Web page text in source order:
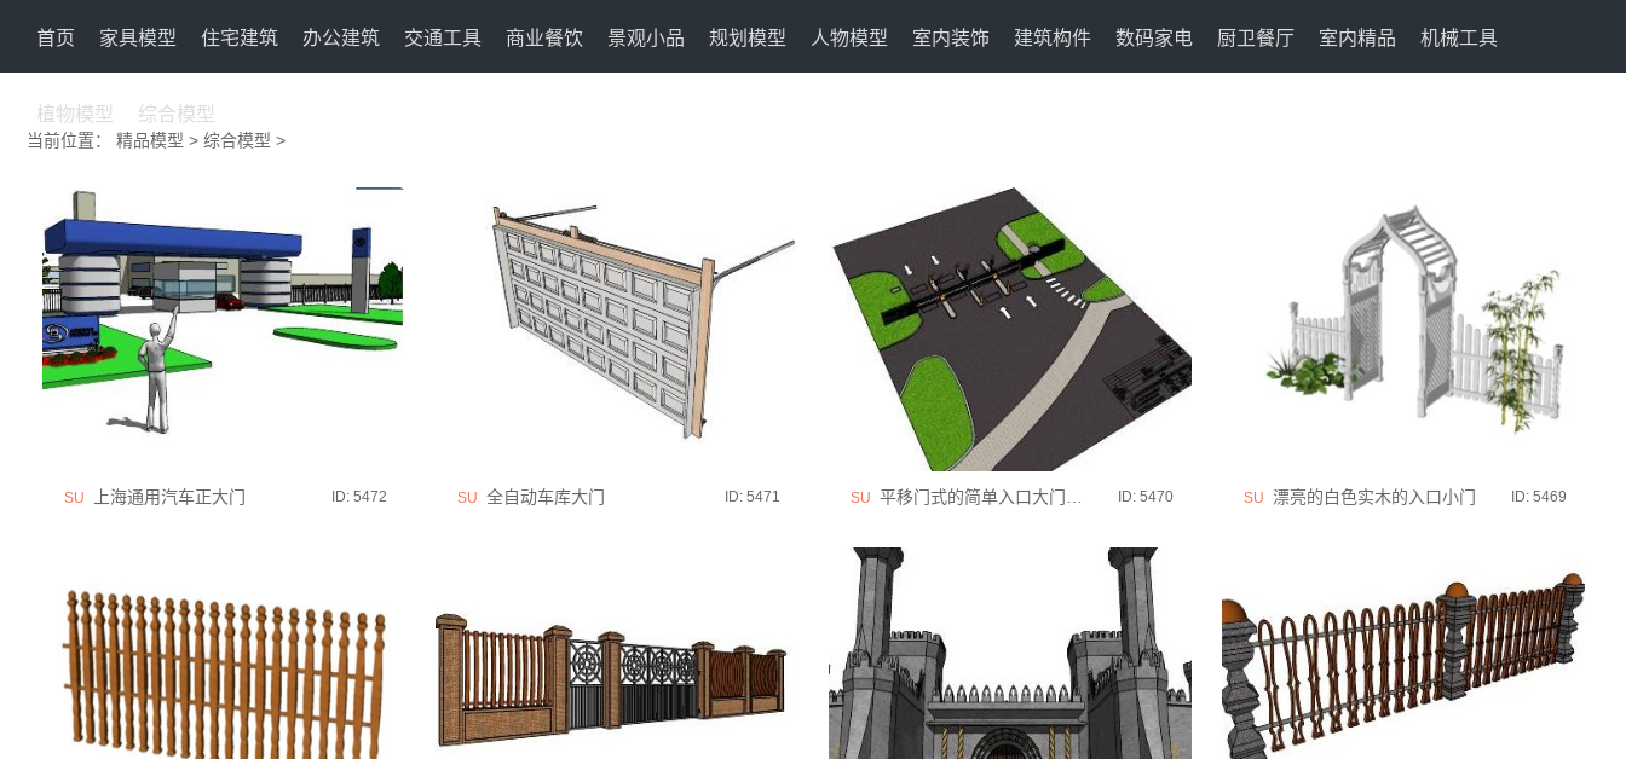
首页 家具模型 住宅建筑 办公建筑 交通工具 商业餐饮 景观小品 规划模型 人物模型 室内装饰 建筑构件 数码家电 厨卫餐厅 室内精品 机械工具
植物模型 综合模型
当前位置： 精品模型 > 综合模型 >
SU 上海通用汽车正大门 ID: 5472 SU 全自动车库大门 ID: 5471 SU 平移门式的简单入口大门通道 ID: 5470 SU 漂亮的白色实木的入口小门 ID: 5469